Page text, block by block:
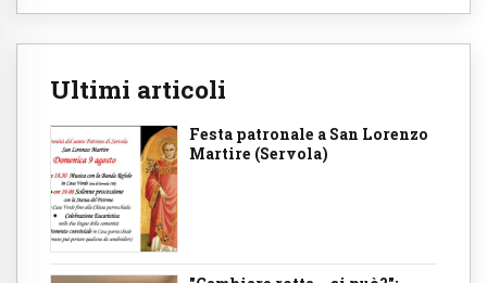
Ultimi articoli
Festa patronale a San Lorenzo
Martire (Servola)